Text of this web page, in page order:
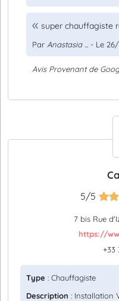
super chauffagiste
Par Anastasia ... - Le
Avis Provenant de
5/5
7 bis Rue
https://
+33
Type : Chauffagiste
Description : Installation